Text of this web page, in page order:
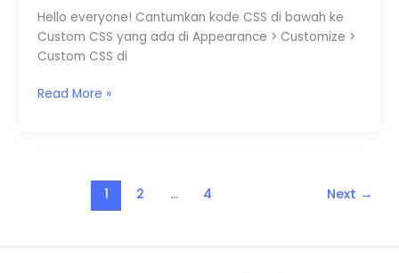
Hello everyone! Cantumkan kode CSS di bawah ke
Custom CSS yang ada di Appearance > Customize >
Custom CSS di
Bawaan
untuk
Astra
Read More »
1 2 … 4 Next →